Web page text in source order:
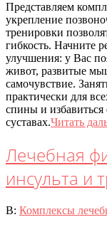
08
Представляем
укрепление
тренировки
гибкость. Начните
улучшения: у Вас
живот, развитые
самочувствие.
практически для
спины и
суставах.Читать
Лечебная
инсульта и
2020-
В: Комплексы